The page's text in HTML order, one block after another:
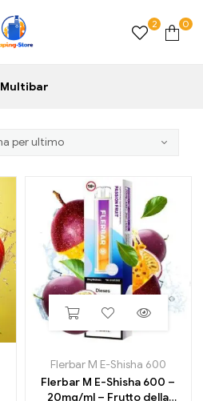
2 0
Multibar
Flerbar M E-Shisha 600
Flerbar M E-Shisha 600 –
20mg/ml – Frutto della